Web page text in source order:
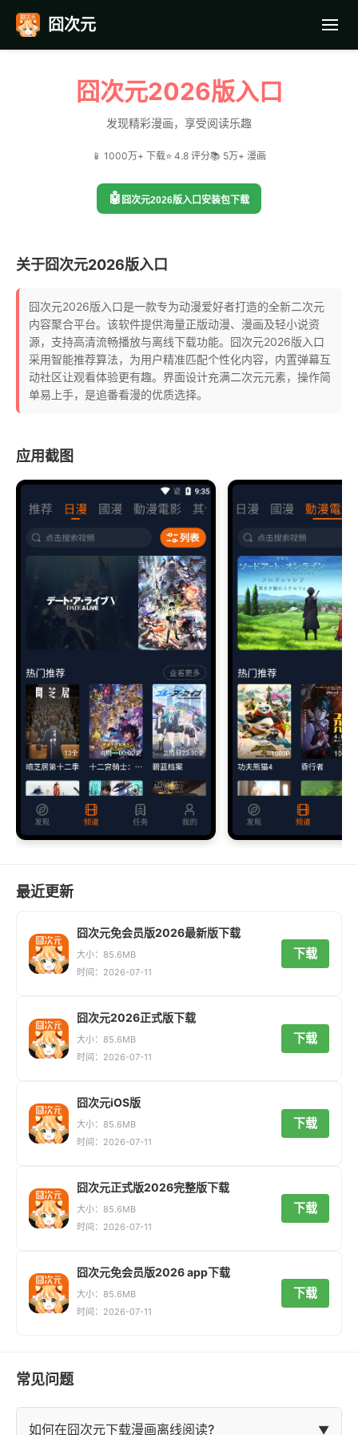
囧次元
囧次元2026版入口
发现精彩漫画，享受阅读乐趣
📱 1000万+ 下载⭐ 4.8 评分📚 5万+ 漫画
🤖 囧次元2026版入口安装包下载
关于囧次元2026版入口
囧次元2026版入口是一款专为动漫爱好者打造的全新二次元
内容聚合平台。该软件提供海量正版动漫、漫画及轻小说资
源，支持高清流畅播放与离线下载功能。囧次元2026版入口
采用智能推荐算法，为用户精准匹配个性化内容，内置弹幕互
动社区让观看体验更有趣。界面设计充满二次元元素，操作简
单易上手，是追番看漫的优质选择。
应用截图
最近更新
囧次元免会员版2026最新版下载
大小：85.6MB
时间：2026-07-11
下载
囧次元2026正式版下载
大小：85.6MB
时间：2026-07-11
下载
囧次元iOS版
大小：85.6MB
时间：2026-07-11
下载
囧次元正式版2026完整版下载
大小：85.6MB
时间：2026-07-11
下载
囧次元免会员版2026 app下载
大小：85.6MB
时间：2026-07-11
下载
常见问题
如何在囧次元下载漫画离线阅读? ▼